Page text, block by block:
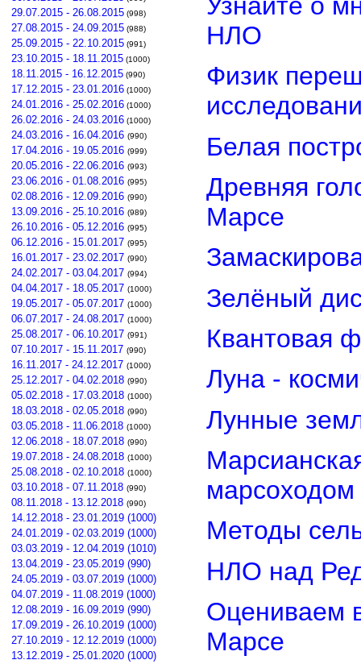
29.07.2015 - 26.08.2015 (998)
27.08.2015 - 24.09.2015 (988)
25.09.2015 - 22.10.2015 (991)
23.10.2015 - 18.11.2015 (1000)
18.11.2015 - 16.12.2015 (990)
17.12.2015 - 23.01.2016 (1000)
24.01.2016 - 25.02.2016 (1000)
26.02.2016 - 24.03.2016 (1000)
24.03.2016 - 16.04.2016 (990)
17.04.2016 - 19.05.2016 (999)
20.05.2016 - 22.06.2016 (993)
23.06.2016 - 01.08.2016 (995)
02.08.2016 - 12.09.2016 (990)
13.09.2016 - 25.10.2016 (989)
26.10.2016 - 05.12.2016 (995)
06.12.2016 - 15.01.2017 (995)
16.01.2017 - 23.02.2017 (990)
24.02.2017 - 03.04.2017 (994)
04.04.2017 - 18.05.2017 (1000)
19.05.2017 - 05.07.2017 (1000)
06.07.2017 - 24.08.2017 (1000)
25.08.2017 - 06.10.2017 (991)
07.10.2017 - 15.11.2017 (990)
16.11.2017 - 24.12.2017 (1000)
25.12.2017 - 04.02.2018 (990)
05.02.2018 - 17.03.2018 (1000)
18.03.2018 - 02.05.2018 (990)
03.05.2018 - 11.06.2018 (1000)
12.06.2018 - 18.07.2018 (990)
19.07.2018 - 24.08.2018 (1000)
25.08.2018 - 02.10.2018 (1000)
03.10.2018 - 07.11.2018 (990)
08.11.2018 - 13.12.2018 (990)
14.12.2018 - 23.01.2019 (1000)
24.01.2019 - 02.03.2019 (1000)
03.03.2019 - 12.04.2019 (1010)
13.04.2019 - 23.05.2019 (990)
24.05.2019 - 03.07.2019 (1000)
04.07.2019 - 11.08.2019 (1000)
12.08.2019 - 16.09.2019 (990)
17.09.2019 - 26.10.2019 (1000)
27.10.2019 - 12.12.2019 (1000)
13.12.2019 - 25.01.2020 (1000)
НЛО
Физик
Белая
Древняя
Марсе
Зелёный
Квантовая
Луна -
Лунные
марсоходом
Методы
НЛО над
Оцениваем
Марсе